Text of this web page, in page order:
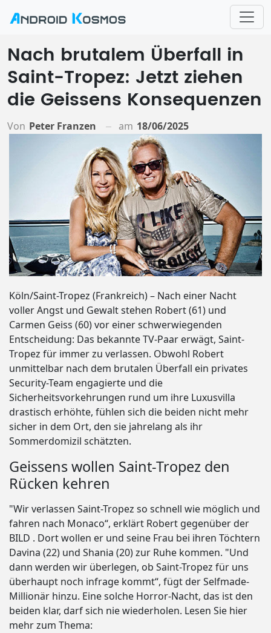
Nach brutalem Überfall in
Saint-Tropez: Jetzt ziehen
die Geissens Konsequenzen
Von Peter Franzen am 18/06/2025
Köln/Saint-Tropez (Frankreich) – Nach einer Nacht
voller Angst und Gewalt stehen Robert (61) und
Carmen Geiss (60) vor einer schwerwiegenden
Entscheidung: Das bekannte TV-Paar erwägt, Saint-
Tropez für immer zu verlassen. Obwohl Robert
unmittelbar nach dem brutalen Überfall ein privates
Security-Team engagierte und die
Sicherheitsvorkehrungen rund um ihre Luxusvilla
drastisch erhöhte, fühlen sich die beiden nicht mehr
sicher in dem Ort, den sie jahrelang als ihr
Sommerdomizil schätzten.
Geissens wollen Saint-Tropez den
Rücken kehren
"Wir verlassen Saint-Tropez so schnell wie möglich und
fahren nach Monaco“, erklärt Robert gegenüber der
BILD . Dort wollen er und seine Frau bei ihren Töchtern
Davina (22) und Shania (20) zur Ruhe kommen. "Und
dann werden wir überlegen, ob Saint-Tropez für uns
überhaupt noch infrage kommt“, fügt der Selfmade-
Millionär hinzu. Eine solche Horror-Nacht, das ist den
beiden klar, darf sich nie wiederholen. Lesen Sie hier
mehr zum Thema: